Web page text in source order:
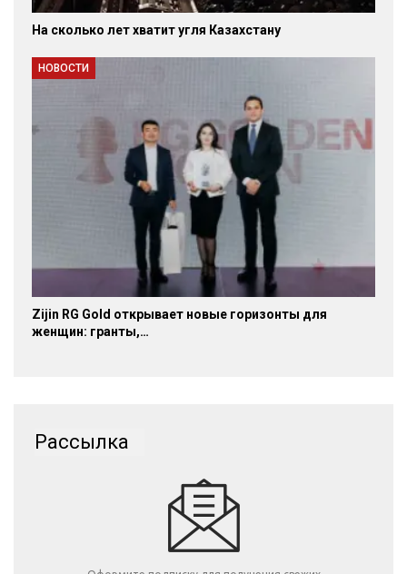
На сколько лет хватит угля Казахстану
НОВОСТИ
Zijin RG Gold открывает новые горизонты для
женщин: гранты,…
Рассылка